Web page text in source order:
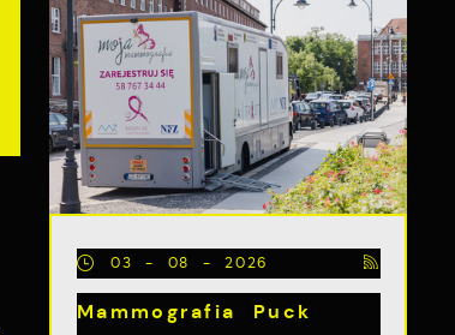
03 - 08 - 2026
Mammografia Puck